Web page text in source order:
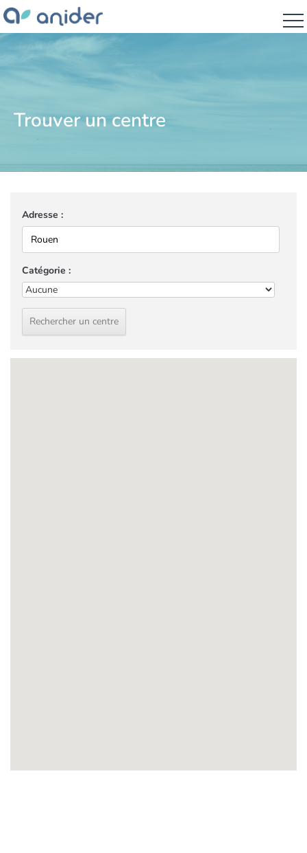
Trouver un centre
Adresse :
Catégorie :